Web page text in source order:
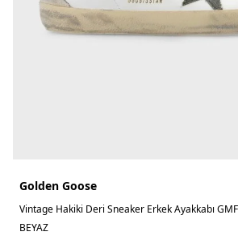
Golden Goose
Vintage Hakiki Deri Sneaker Erkek Ayakkabı
BEYAZ